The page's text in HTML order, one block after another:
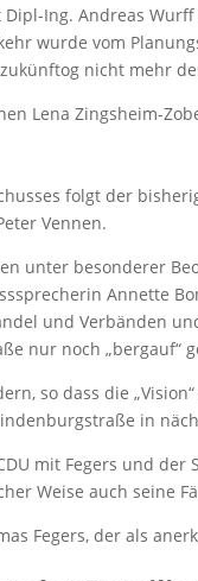
Ing. Andreas Wurff
wurde vom
nicht mehr
Lena Zingsheim-
folgt der
Vennen.
unter besonderer
Annette
und Verbänden
nur noch „bergauf“
so dass die
in
mit Fegers und
Weise auch seine
Fegers, der als